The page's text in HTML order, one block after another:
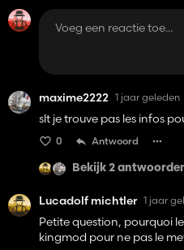
maxime2222 1 jaar geleden
slt je trouve pas les infos
0 Antwoord
Bekijk 2
Lucadolf michtler 1 jaar
Petite question, pourquoi
kingmod pour ne pas le